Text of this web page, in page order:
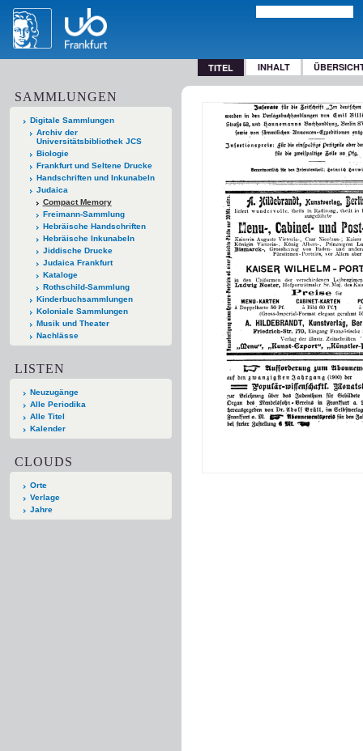
TITEL INHALT
SAMMLUNGEN
Digitale Sammlungen
Archiv der
Universitätsbibliothek JCS
Biologie
Frankfurt und Seltene Drucke
Handschriften und Inkunabeln
Judaica
Compact Memory
Freimann-Sammlung
Hebräische Handschriften
Hebräische Inkunabeln
Jiddische Drucke
Judaica Frankfurt
Kataloge
Rothschild-Sammlung
Kinderbuchsammlungen
Koloniale Sammlungen
Musik und Theater
Nachlässe
LISTEN
Neuzugänge
Alle Periodika
Alle Titel
Kalender
CLOUDS
Orte
Verlage
Jahre